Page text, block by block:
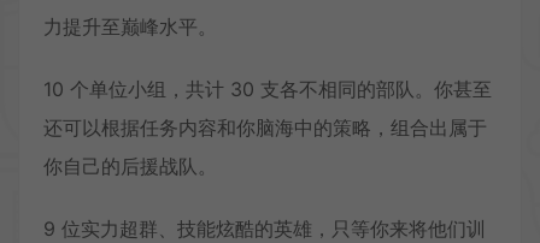
力提升至巅峰水平。
10 个单位小组，共计 30 支各不相同的部队。你甚至
还可以根据任务内容和你脑海中的策略，组合出属于
你自己的后援战队。
9 位实力超群、技能炫酷的英雄，只等你来将他们训